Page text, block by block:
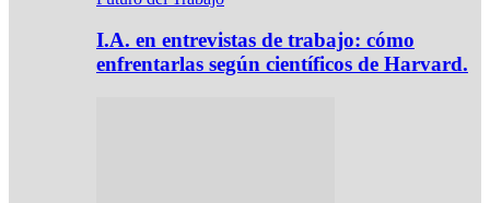
I.A. en entrevistas de trabajo: cómo
enfrentarlas según científicos de Harvard.